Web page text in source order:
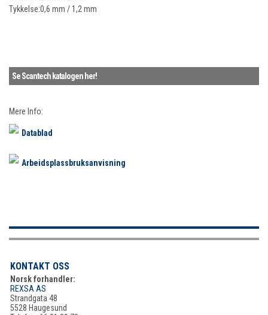
Tykkelse:0,6 mm / 1,2 mm
Se Scantech katalogen her!
Mere Info:
Datablad
Arbeidsplassbruksanvisning
KONTAKT OSS
Norsk forhandler:
REXSA AS
Strandgata 48
5528 Haugesund